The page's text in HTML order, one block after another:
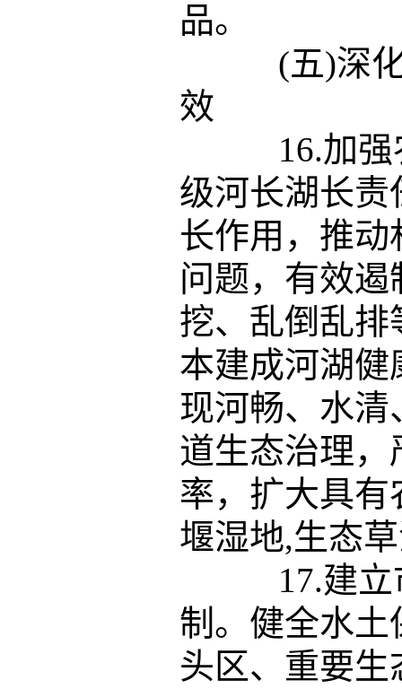
品。
(五)深化
效
16.加强
级河长湖长
长作用，推
问题，有效
挖、乱倒乱
本建成河湖
现河畅、水
道生态治理
率，扩大具
堰湿地,生态
17.建立
制。健全水
头区、重要